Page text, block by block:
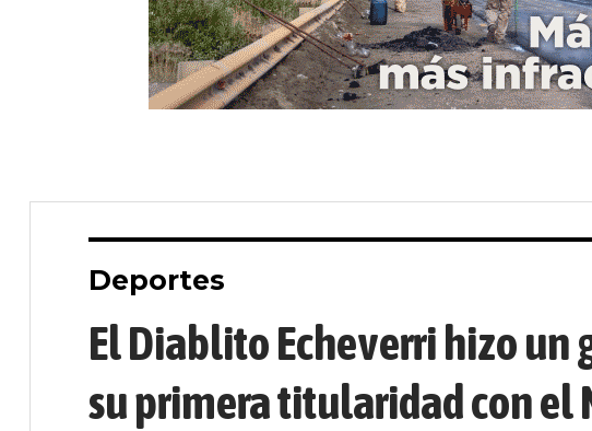
El Diablito Echeverri hizo un
su primera titularidad con el
Deportes